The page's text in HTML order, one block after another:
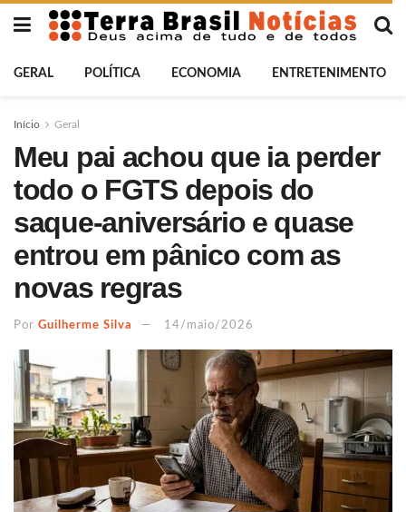
GERAL POLÍTICA ECONOMIA ENTRETENIMENTO
Início Geral
Meu pai achou que ia perder
todo o FGTS depois do
saque-aniversário e quase
entrou em pânico com as
novas regras
Por Guilherme Silva 14/maio/2026